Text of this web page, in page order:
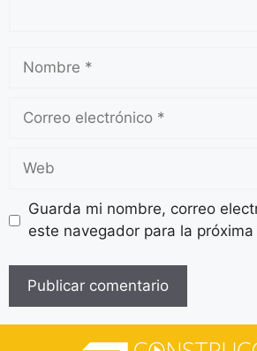
Guarda mi nombre, correo
este navegador para la